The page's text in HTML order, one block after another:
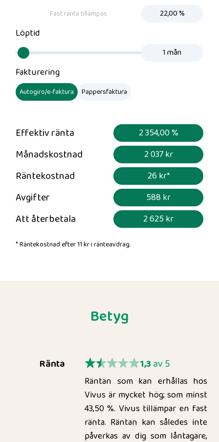
Fast ränta tillämpas
Löptid
Fakturering
Autogiro/e-faktura Pappersfaktura
Effektiv ränta 2 354,00 %
Månadskostnad 2 037 kr
Räntekostnad 26 kr*
Avgifter 588 kr
Att återbetala 2 625 kr
* Räntekostnad efter11 kri ränteavdrag.
Betyg
Ränta 1,3av 5
Räntan som kan erhållas hos
Vivus är mycket hög; som minst
43,50 %. Vivus tillämpar en fast
ränta. Räntan kan således inte
påverkas av dig som låntagare,